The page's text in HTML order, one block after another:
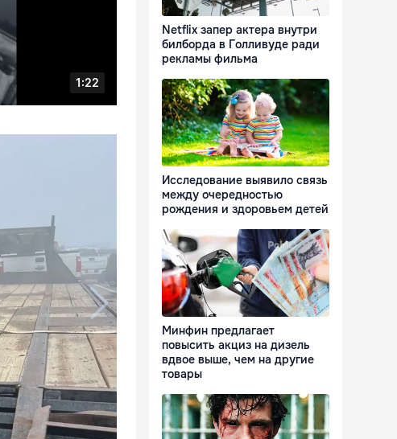
Netflix запер актера внутри
билборда в Голливуде ради
рекламы фильма
Исследование выявило связь
между очередностью
рождения и здоровьем детей
Минфин предлагает
повысить акциз на дизель
вдвое выше, чем на другие
товары